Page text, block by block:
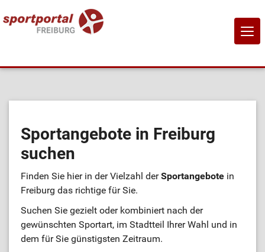
Sportanbietende
Sportstätten
Job-Börse
Sportangebote in Freiburg
suchen
Finden Sie hier in der Vielzahl derSportangebote in
Freiburg das richtige für Sie.
Suchen Sie gezielt oder kombiniert nach der
gewünschten Sportart, im Stadtteil Ihrer Wahl und in
dem für Sie günstigsten Zeitraum.